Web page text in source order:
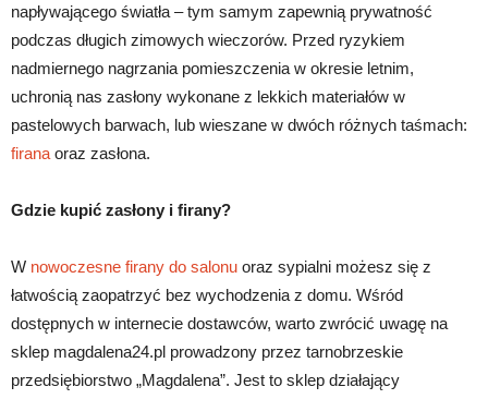
napływającego światła – tym samym zapewnią prywatność
podczas długich zimowych wieczorów. Przed ryzykiem
nadmiernego nagrzania pomieszczenia w okresie letnim,
uchronią nas zasłony wykonane z lekkich materiałów w
pastelowych barwach, lub wieszane w dwóch różnych taśmach:
firana oraz zasłona.
Gdzie kupić zasłony i firany?
W nowoczesne firany do salonu oraz sypialni możesz się z
łatwością zaopatrzyć bez wychodzenia z domu. Wśród
dostępnych w internecie dostawców, warto zwrócić uwagę na
sklep magdalena24.pl prowadzony przez tarnobrzeskie
przedsiębiorstwo „Magdalena”. Jest to sklep działający